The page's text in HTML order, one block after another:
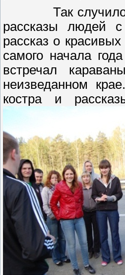
Так
рассказы людей
рассказ о
самого начала
встречал
неизведанном
костра и